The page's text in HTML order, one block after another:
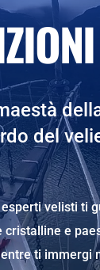
del
velisti ti
cristalline e
ti immergi